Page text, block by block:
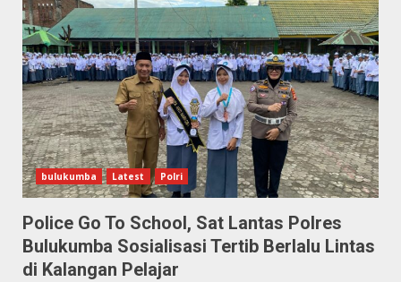
bulukumba Latest Polri
Police Go To School, Sat Lantas Polres
Bulukumba Sosialisasi Tertib Berlalu Lintas
di Kalangan Pelajar